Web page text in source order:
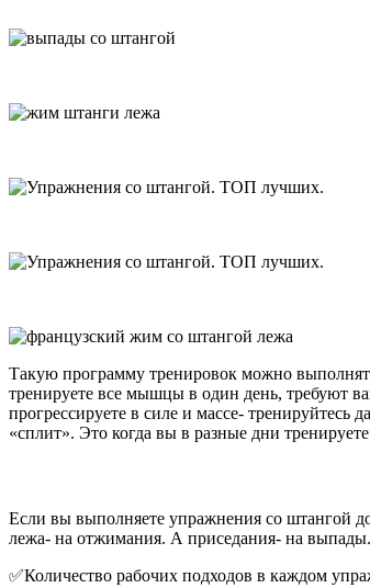
Такую программу тренировок можно
тренируете все мышцы в один день, требуют
прогрессируете в силе и массе- тренируйтесь
«сплит». Это когда вы в разные дни
Если вы выполняете упражнения со штангой
лежа- на отжимания. А приседания- на
✅Количество рабочих подходов в каждом